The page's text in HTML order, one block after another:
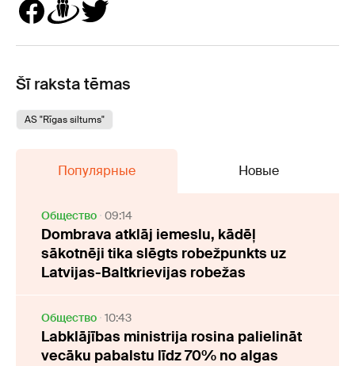
Šī raksta tēmas
AS "Rīgas siltums"
Популярные Новые
Oбщество 09:14
Dombrava atklāj iemeslu, kādēļ
sākotnēji tika slēgts robežpunkts uz
Latvijas-Baltkrievijas robežas
Oбщество 10:43
Labklājības ministrija rosina palielināt
vecāku pabalstu līdz 70% no algas